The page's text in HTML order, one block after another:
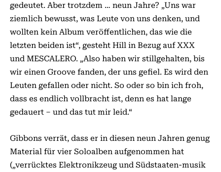
gedeutet. Aber trotzdem … neun Jahre? „Uns war
ziemlich bewusst, was Leute von uns denken, und
wollten kein Album veröffentlichen, das wie die
letzten beiden ist“, gesteht Hill in Bezug auf XXX
und MESCALERO. „Also haben wir stillgehalten, bis
wir einen Groove fanden, der uns gefiel. Es wird den
Leuten gefallen oder nicht. So oder so bin ich froh,
dass es endlich vollbracht ist, denn es hat lange
gedauert – und das tut mir leid.“
Gibbons verrät, dass er in diesen neun Jahren genug
Material für vier Soloalben aufgenommen hat
(„verrücktes Elektronikzeug und Südstaaten-musik